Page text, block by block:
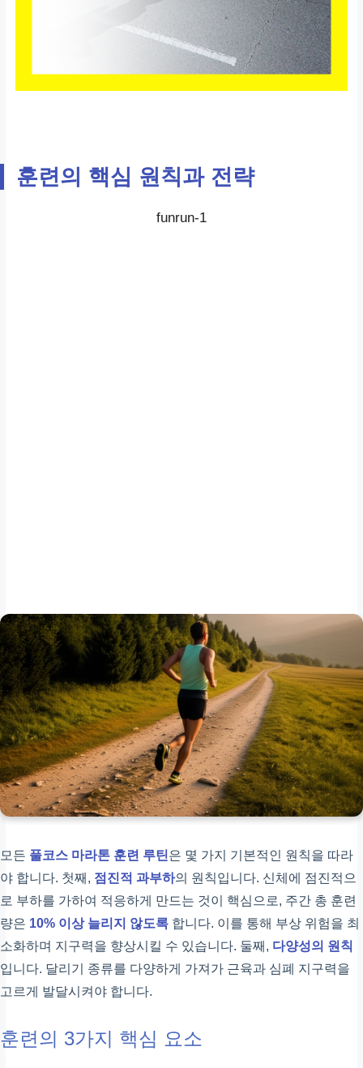
훈련의 핵심 원칙과 전략
funrun-1
모든 풀코스 마라톤 훈련 루틴은 몇 가지 기본적인 원칙을 따라
야 합니다. 첫째, 점진적 과부하의 원칙입니다. 신체에 점진적으
로 부하를 가하여 적응하게 만드는 것이 핵심으로, 주간 총 훈련
량은 10% 이상 늘리지 않도록 합니다. 이를 통해 부상 위험을 최
소화하며 지구력을 향상시킬 수 있습니다. 둘째, 다양성의 원칙
입니다. 달리기 종류를 다양하게 가져가 근육과 심폐 지구력을
고르게 발달시켜야 합니다.
훈련의 3가지 핵심 요소